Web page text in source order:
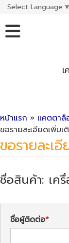
Select Language ▼
หน้าแรก » แคตตาล็
ขอรายละเอียดเพิ่มเ
ขอรายละเ
ชื่อสินค้า: เค
ชื่อผู้ติดต่อ